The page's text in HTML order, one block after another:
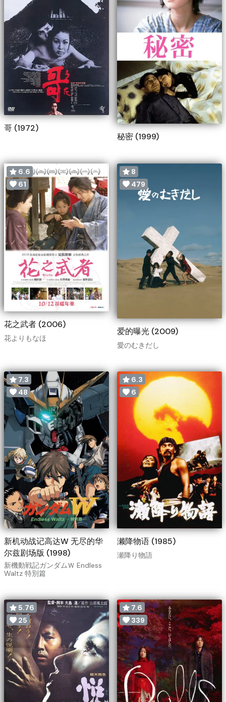
哥 (1972)
秘密 (1999)
6.6
61
花之武者 (2006)
花よりもなほ
8
479
爱的曝光 (2009)
愛のむきだし
7.3
48
新机动战记高达W 无尽的华
尔兹剧场版 (1998)
新機動戦記ガンダムＷ Endless
Waltz 特別篇
6.3
6
濑降物语 (1985)
瀬降り物語
5.76
25
7.6
339